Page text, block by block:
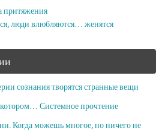
притяжения
люди влюбляются… женятся
сознания творятся странные вещи
Системное прочтение
Когда можешь многое, но ничего не